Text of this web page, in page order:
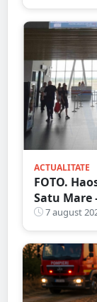
ACTUALITATE
FOTO.
Satu Mare
nouă
7 august